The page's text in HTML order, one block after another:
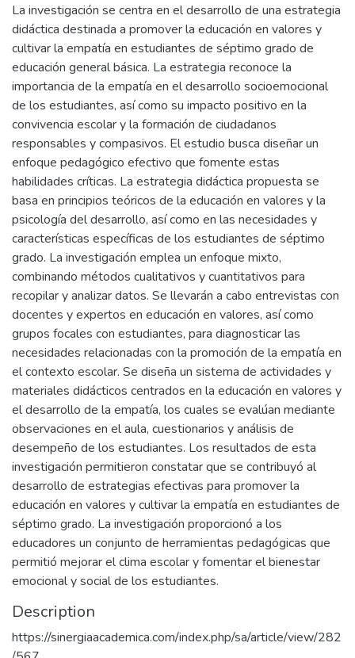
La investigación se centra en el desarrollo de una estrategia
didáctica destinada a promover la educación en valores y
cultivar la empatía en estudiantes de séptimo grado de
educación general básica. La estrategia reconoce la
importancia de la empatía en el desarrollo socioemocional
de los estudiantes, así como su impacto positivo en la
convivencia escolar y la formación de ciudadanos
responsables y compasivos. El estudio busca diseñar un
enfoque pedagógico efectivo que fomente estas
habilidades críticas. La estrategia didáctica propuesta se
basa en principios teóricos de la educación en valores y la
psicología del desarrollo, así como en las necesidades y
características específicas de los estudiantes de séptimo
grado. La investigación emplea un enfoque mixto,
combinando métodos cualitativos y cuantitativos para
recopilar y analizar datos. Se llevarán a cabo entrevistas con
docentes y expertos en educación en valores, así como
grupos focales con estudiantes, para diagnosticar las
necesidades relacionadas con la promoción de la empatía en
el contexto escolar. Se diseña un sistema de actividades y
materiales didácticos centrados en la educación en valores y
el desarrollo de la empatía, los cuales se evalúan mediante
observaciones en el aula, cuestionarios y análisis de
desempeño de los estudiantes. Los resultados de esta
investigación permitieron constatar que se contribuyó al
desarrollo de estrategias efectivas para promover la
educación en valores y cultivar la empatía en estudiantes de
séptimo grado. La investigación proporcionó a los
educadores un conjunto de herramientas pedagógicas que
permitió mejorar el clima escolar y fomentar el bienestar
emocional y social de los estudiantes.
Description
https://sinergiaacademica.com/index.php/sa/article/view/282